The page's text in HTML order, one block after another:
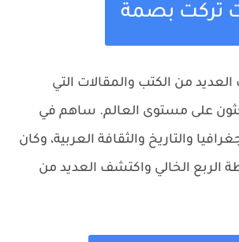
تركت بصمة
العديد من الكتب والمقالات التي
على مستوى العالم. ساهم في
والتاريخ والثقافة العربية، وكان
الربع الخالي واكتشف العديد من